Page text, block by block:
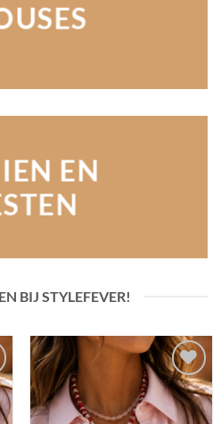
EN
BIJ STYLEFEVER!
Toevoegen
aan